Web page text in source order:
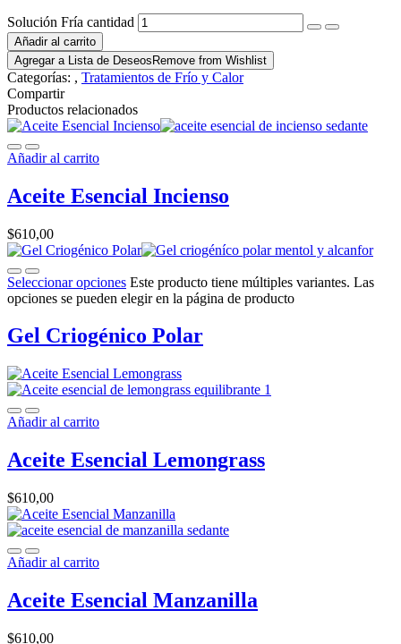
Solución Fría cantidad
Añadir al carrito
Agregar a Lista de DeseosRemove from Wishlist
Categorías: , Tratamientos de Frío y Calor
Compartir
Productos relacionados
Añadir al carrito
Aceite Esencial Incienso
$610,00
Seleccionar opciones Este producto tiene múltiples variantes. Las
opciones se pueden elegir en la página de producto
Gel Criogénico Polar
Añadir al carrito
Aceite Esencial Lemongrass
$610,00
Añadir al carrito
Aceite Esencial Manzanilla
$610,00